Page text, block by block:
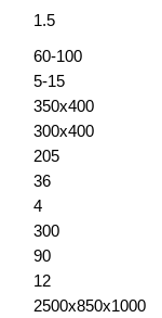
1.5
60-100
5-15
350x400
300x400
205
36
4
300
90
12
2500x850x1000